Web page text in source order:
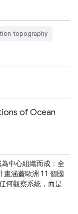
topography
of Ocean
中心組織而成：全
畫涵蓋歐洲 11 個國
何觀察系統，而是